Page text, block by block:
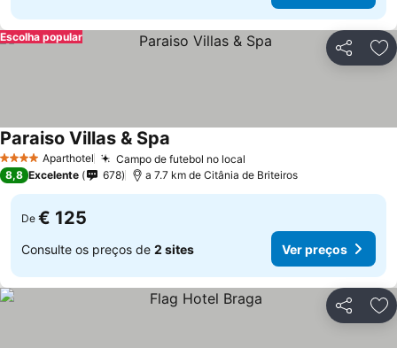
Partilhar
Escolha popular
4 EstrelasAparthotel Campo de futebol no local
Paraiso Villas & Spa
8,8 Excelente 678 a 7.7 km de Citânia de Briteiros
De € 125
Consulte os preços de 2 sites Ver preços
Partilhar